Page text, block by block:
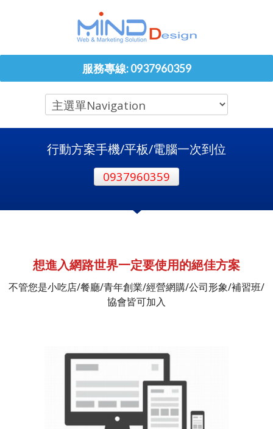
服務專線: 0937960359
行動方案手機/平板/電腦一次到位
0937960359
想進入網路世界一定要使用的絕佳方案
不管您是小吃店/餐廳/青年創業/經營網購/公司形象/補習班/
協會皆可加入